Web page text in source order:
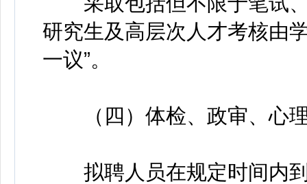
研究生及高层次人才考核由
一议”。
（四）体检、政审、心
拟聘人员在规定时间内到